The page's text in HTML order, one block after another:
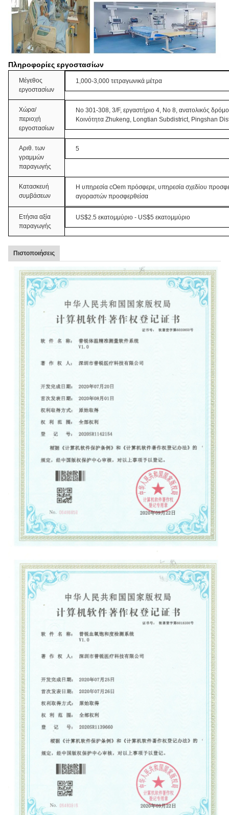
Πληροφορίες εργοστασίων
Μέγεθος
εργοστασίων
1,000-3,000 τετραγωνικά μέτρα
Χώρα/
περιοχή
εργοστασίων
Νο 301-308, 3/F, εργαστήριο 4, Νο 8, ανατολικός
Κοινότητα Zhukeng, Longtian Subdistrict, Pingshan
Αριθ. των
γραμμών
παραγωγής
5
Κατασκευή
συμβάσεων
Η υπηρεσία cOem πρόσφερε, υπηρεσία σχεδίου
αγοραστών προσφερθείσα
Ετήσια αξία
παραγωγής
US$2.5 εκατομμύριο - US$5 εκατομμύριο
Πιστοποιήσεις